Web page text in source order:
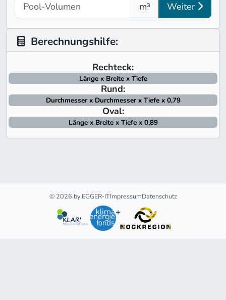
m³ Weiter
Berechnungshilfe:
Rechteck:
Länge x Breite x Tiefe
Rund:
Durchmesser x Durchmesser x Tiefe x 0,79
Oval:
Länge x Breite x Tiefe x 0,89
© 2026 by EGGER-ITImpressumDatenschutz